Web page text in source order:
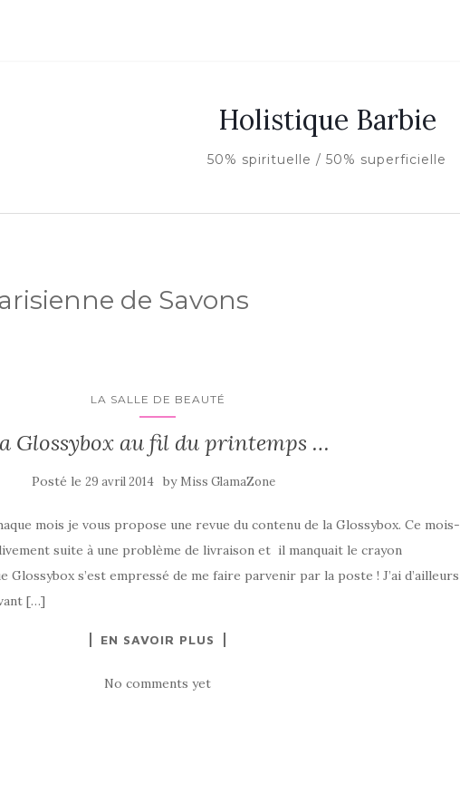
Holistique Barbie
50% spirituelle / 50% superficielle
de Savons
LA SALLE DE BEAUTÉ
Glossybox au fil du printemps …
Posté le 29 avril 2014 by Miss GlamaZone
mois je vous propose une revue du contenu de la Glossybox. Ce mois-
suite à une problème de livraison et il manquait le crayon
Glossybox s’est empressé de me faire parvenir par la poste ! J’ai d’ailleurs
[…]
EN SAVOIR PLUS
No comments yet